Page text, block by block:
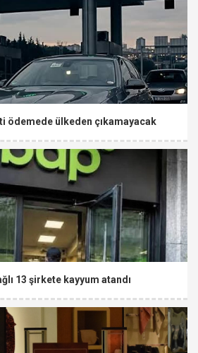
ödemede ülkeden çıkamayacak
13 şirkete kayyum atandı